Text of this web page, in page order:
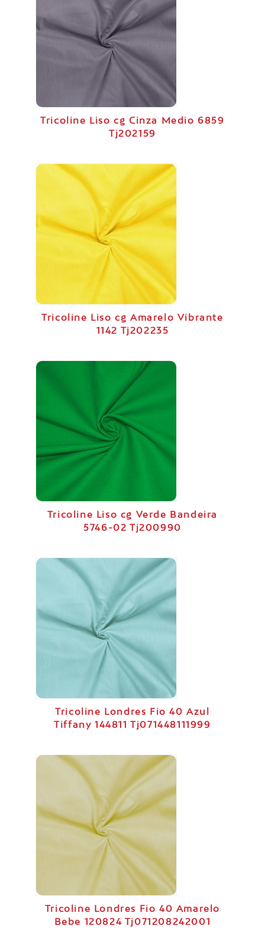
Tricoline Liso cg Cinza Medio 6859
Tj202159
Tricoline Liso cg Amarelo Vibrante
1142 Tj202235
Tricoline Liso cg Verde Bandeira
5746-02 Tj200990
Tricoline Londres Fio 40 Azul
Tiffany 144811 Tj071448111999
Tricoline Londres Fio 40 Amarelo
Bebe 120824 Tj071208242001